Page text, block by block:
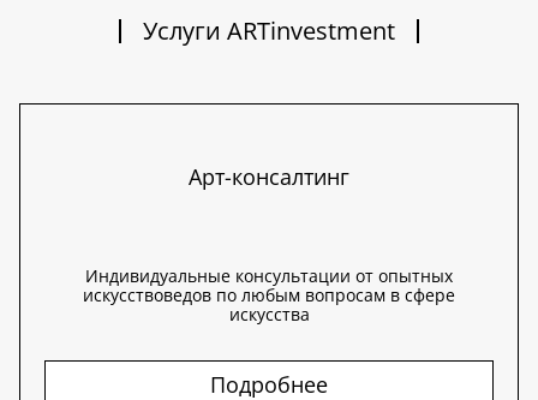
Услуги ARTinvestment
Арт-консалтинг
Индивидуальные консультации от опытных
искусствоведов по любым вопросам в сфере
искусства
Подробнее